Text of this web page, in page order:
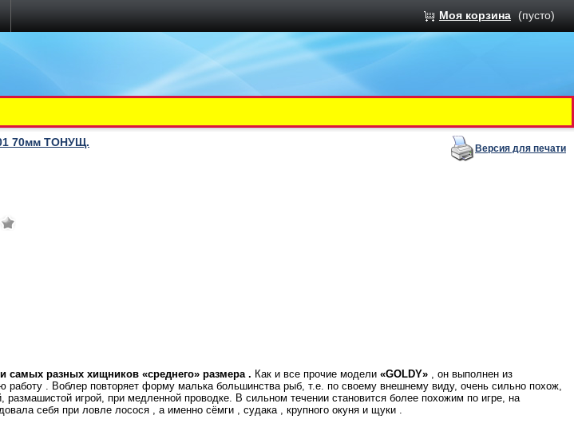
Моя корзина (пусто)
70мм ТОНУЩ. Версия для печати
разных хищников «среднего» размера . Как и все прочие модели «GOLDY» , он выполнен из
работу . Воблер повторяет форму малька большинства рыб, т.е. по своему внешнему виду, очень сильно похож,
игрой, при медленной проводке. В сильном течении становится более похожим по игре, на
себя при ловле лосося , а именно сёмги , судака , крупного окуня и щуки .